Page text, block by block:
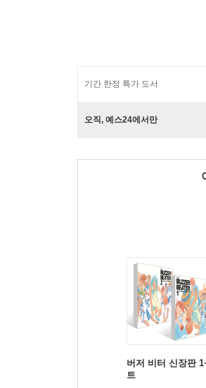
기간 한정 특가 도서
오직, 예스24에서만
버저 비터 신장판
트